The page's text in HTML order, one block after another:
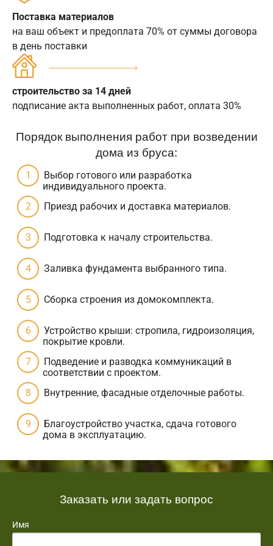
Поставка материалов
на ваш объект и предоплата 70% от суммы договора
в день поставки
строительство за 14 дней
подписание акта выполненных работ, оплата 30%
Порядок выполнения работ при возведении
дома из бруса:
Выбор готового или разработка
индивидуального проекта.
Приезд рабочих и доставка материалов.
Подготовка к началу строительства.
Заливка фундамента выбранного типа.
Сборка строения из домокомплекта.
Устройство крыши: стропила, гидроизоляция,
покрытие кровли.
Подведение и разводка коммуникаций в
соответствии с проектом.
Внутренние, фасадные отделочные работы.
Благоустройство участка, сдача готового
дома в эксплуатацию.
Заказать или задать вопрос
Имя